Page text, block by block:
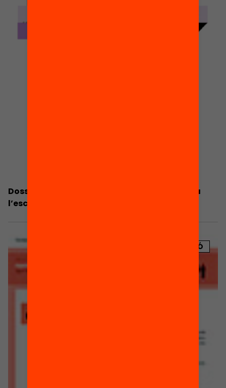
Dossier de premsa: S’impliquen les famílies a
l’escola?
PUBLICACIÓ